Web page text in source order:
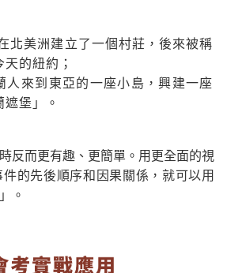
北美洲建立了一個村莊，後來被稱
的紐約；
人來到東亞的一座小島，興建一座
堡」。
反而更有趣、更簡單。用更全面的視
的先後順序和因果關係，就可以用
。